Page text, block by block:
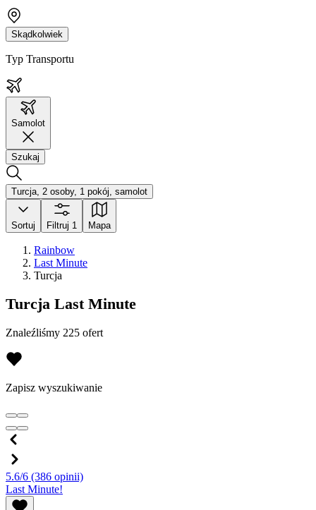
Skądkolwiek
Typ Transportu
Samolot
Szukaj
Turcja, 2 osoby, 1 pokój, samolot
Sortuj Filtruj 1 Mapa
Rainbow
Last Minute
Turcja
Turcja Last Minute
Znaleźliśmy 225 ofert
Zapisz wyszukiwanie
5.6/6 (386 opinii)
Last Minute!